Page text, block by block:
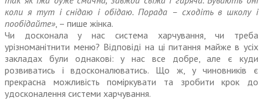
коли я тут і снідаю і обідаю. Порада – сходіть в школу і
пообідайте», – пише жінка.
Чи досконала у нас система харчування, чи треба
урізноманітнити меню? Відповіді на ці питання майже в усіх
закладах були однакові: у нас все добре, але є куди
розвиватись і вдосконалюватись. Що ж, у чиновників є
прекрасна можливість поміркувати та зробити крок до
удосконалення системи харчування.